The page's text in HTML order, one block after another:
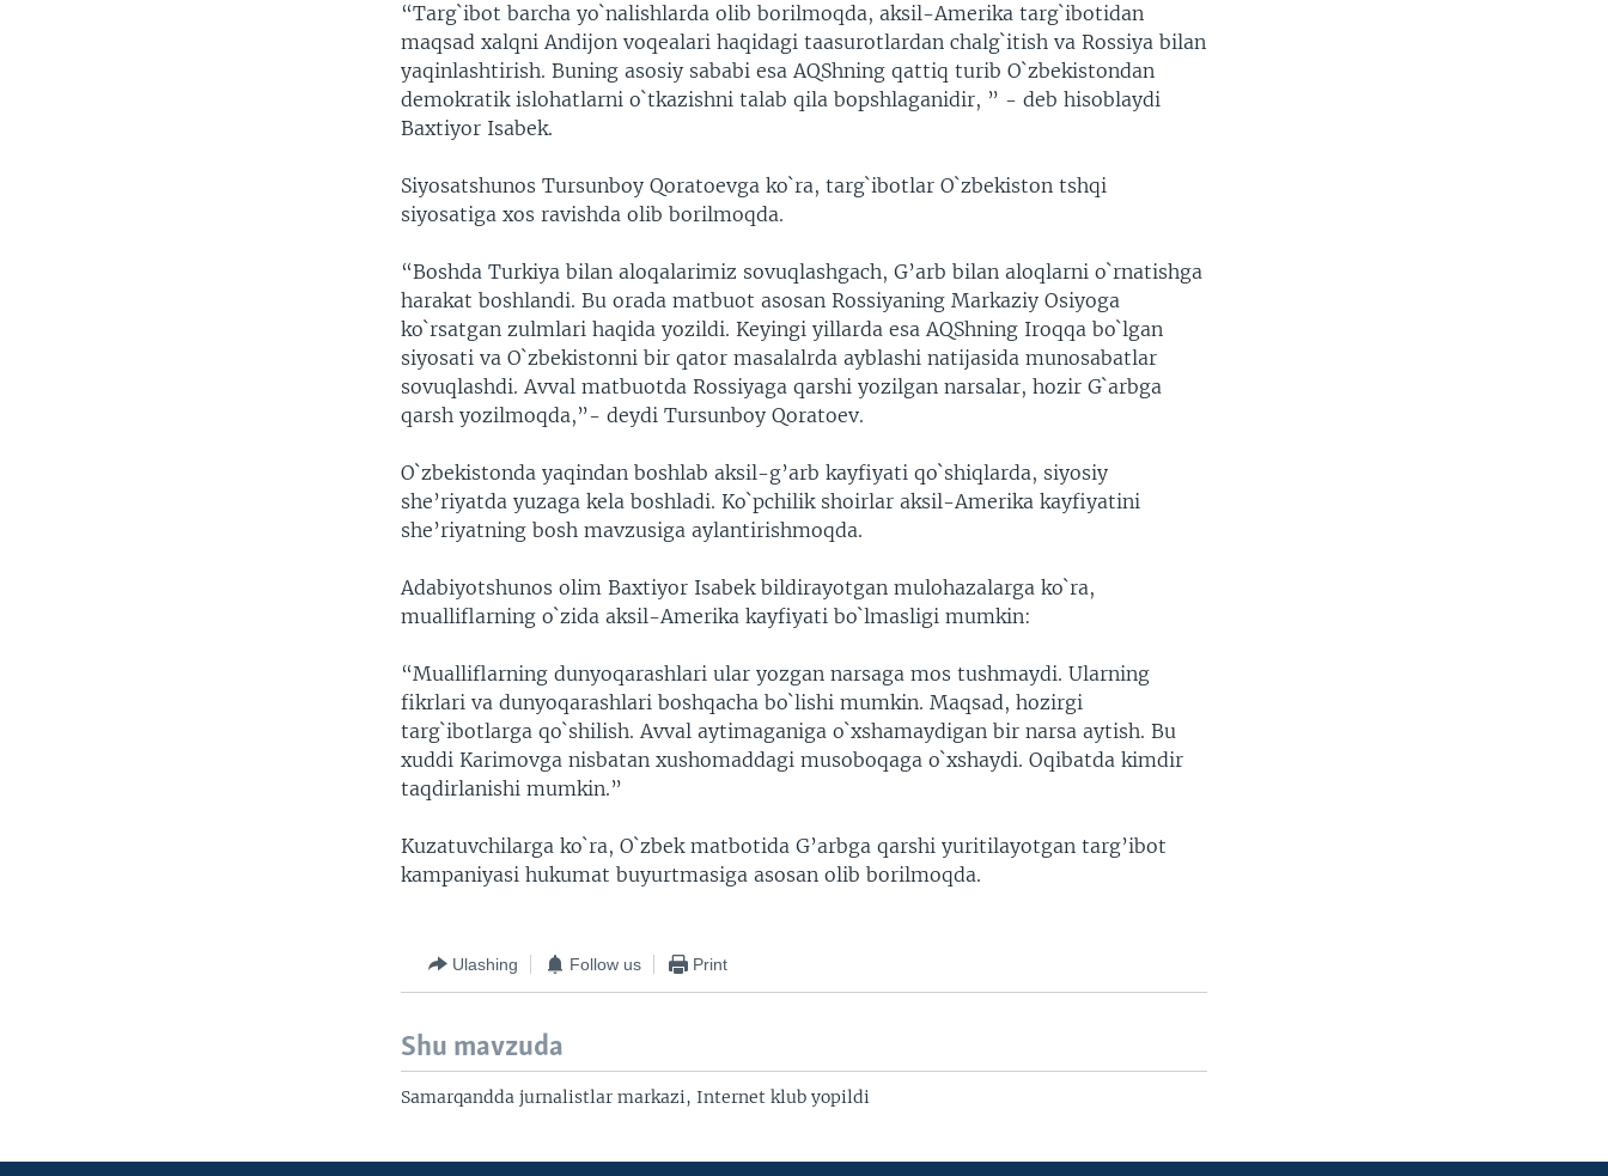
“Targ`ibot barcha yo`nalishlarda olib borilmoqda, aksil-Amerika targ`ibotidan
maqsad xalqni Andijon voqealari haqidagi taasurotlardan chalg`itish va Rossiya bilan
yaqinlashtirish. Buning asosiy sababi esa AQShning qattiq turib O`zbekistondan
demokratik islohatlarni o`tkazishni talab qila bopshlaganidir, ” - deb hisoblaydi
Baxtiyor Isabek.
Siyosatshunos Tursunboy Qoratoevga ko`ra, targ`ibotlar O`zbekiston tshqi
siyosatiga xos ravishda olib borilmoqda.
“Boshda Turkiya bilan aloqalarimiz sovuqlashgach, G’arb bilan aloqlarni o`rnatishga
harakat boshlandi. Bu orada matbuot asosan Rossiyaning Markaziy Osiyoga
ko`rsatgan zulmlari haqida yozildi. Keyingi yillarda esa AQShning Iroqqa bo`lgan
siyosati va O`zbekistonni bir qator masalalrda ayblashi natijasida munosabatlar
sovuqlashdi. Avval matbuotda Rossiyaga qarshi yozilgan narsalar, hozir G`arbga
qarsh yozilmoqda,”- deydi Tursunboy Qoratoev.
O`zbekistonda yaqindan boshlab aksil-g’arb kayfiyati qo`shiqlarda, siyosiy
she’riyatda yuzaga kela boshladi. Ko`pchilik shoirlar aksil-Amerika kayfiyatini
she’riyatning bosh mavzusiga aylantirishmoqda.
Adabiyotshunos olim Baxtiyor Isabek bildirayotgan mulohazalarga ko`ra,
mualliflarning o`zida aksil-Amerika kayfiyati bo`lmasligi mumkin:
“Mualliflarning dunyoqarashlari ular yozgan narsaga mos tushmaydi. Ularning
fikrlari va dunyoqarashlari boshqacha bo`lishi mumkin. Maqsad, hozirgi
targ`ibotlarga qo`shilish. Avval aytimaganiga o`xshamaydigan bir narsa aytish. Bu
xuddi Karimovga nisbatan xushomaddagi musoboqaga o`xshaydi. Oqibatda kimdir
taqdirlanishi mumkin.”
Kuzatuvchilarga ko`ra, O`zbek matbotida G’arbga qarshi yuritilayotgan targ’ibot
kampaniyasi hukumat buyurtmasiga asosan olib borilmoqda.
Ulashing Follow us Print
Shu mavzuda
Samarqandda jurnalistlar markazi, Internet klub yopildi